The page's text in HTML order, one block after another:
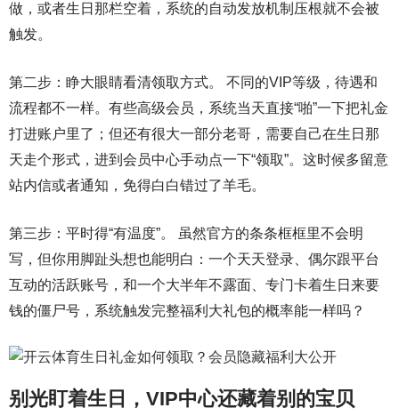
做，或者生日那栏空着，系统的自动发放机制压根就不会被
触发。
第二步：睁大眼睛看清领取方式。 不同的VIP等级，待遇和
流程都不一样。有些高级会员，系统当天直接“啪”一下把礼金
打进账户里了；但还有很大一部分老哥，需要自己在生日那
天走个形式，进到会员中心手动点一下“领取”。这时候多留意
站内信或者通知，免得白白错过了羊毛。
第三步：平时得“有温度”。 虽然官方的条条框框里不会明
写，但你用脚趾头想也能明白：一个天天登录、偶尔跟平台
互动的活跃账号，和一个大半年不露面、专门卡着生日来要
钱的僵尸号，系统触发完整福利大礼包的概率能一样吗？
别光盯着生日，VIP中心还藏着别的宝贝